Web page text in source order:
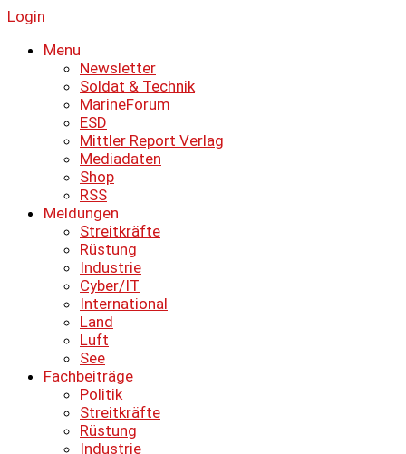
Login
Menu
Newsletter
Soldat & Technik
MarineForum
ESD
Mittler Report Verlag
Mediadaten
Shop
RSS
Meldungen
Streitkräfte
Rüstung
Industrie
Cyber/IT
International
Land
Luft
See
Fachbeiträge
Politik
Streitkräfte
Rüstung
Industrie